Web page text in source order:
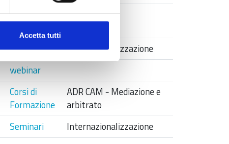
Accetta tutti
webinar
webinar
Internazionalizzazione
webinar
Corsi di
Formazione
ADR CAM - Mediazione e
arbitrato
Seminari Internazionalizzazione